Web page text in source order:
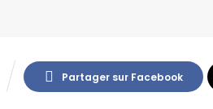
Partager sur Facebook